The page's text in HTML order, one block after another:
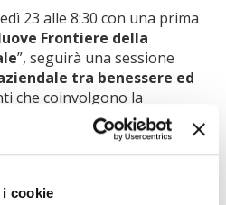
cookie
23 alle 8:30 con una prima
Frontiere della
”, seguirà una sessione
tra benessere ed
che coinvolgono la
la zootecnia di precisione, la
bilancio aziendale, per
mattutina di venerdì 24, che
approcci alla qualità del